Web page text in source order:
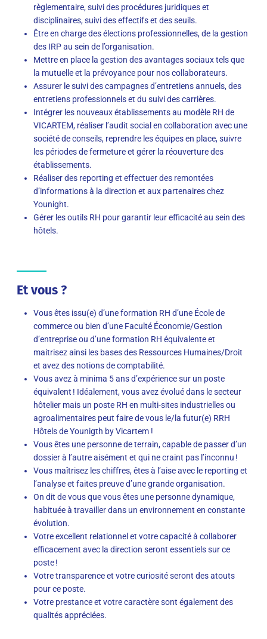
règlementaire, suivi des procédures juridiques et
disciplinaires, suivi des effectifs et des seuils.
Être en charge des élections professionnelles, de la gestion
des IRP au sein de l’organisation.
Mettre en place la gestion des avantages sociaux tels que
la mutuelle et la prévoyance pour nos collaborateurs.
Assurer le suivi des campagnes d’entretiens annuels, des
entretiens professionnels et du suivi des carrières.
Intégrer les nouveaux établissements au modèle RH de
VICARTEM, réaliser l’audit social en collaboration avec une
société de conseils, reprendre les équipes en place, suivre
les périodes de fermeture et gérer la réouverture des
établissements.
Réaliser des reporting et effectuer des remontées
d’informations à la direction et aux partenaires chez
Younight.
Gérer les outils RH pour garantir leur efficacité au sein des
hôtels.
Et vous ?
Vous êtes issu(e) d’une formation RH d’une École de
commerce ou bien d’une Faculté Économie/Gestion
d’entreprise ou d’une formation RH équivalente et
maitrisez ainsi les bases des Ressources Humaines/Droit
et avez des notions de comptabilité.
Vous avez à minima 5 ans d’expérience sur un poste
équivalent ! Idéalement, vous avez évolué dans le secteur
hôtelier mais un poste RH en multi-sites industrielles ou
agroalimentaires peut faire de vous le/la futur(e) RRH
Hôtels de Younigth by Vicartem !
Vous êtes une personne de terrain, capable de passer d’un
dossier à l’autre aisément et qui ne craint pas l’inconnu !
Vous maîtrisez les chiffres, êtes à l’aise avec le reporting et
l’analyse et faites preuve d’une grande organisation.
On dit de vous que vous êtes une personne dynamique,
habituée à travailler dans un environnement en constante
évolution.
Votre excellent relationnel et votre capacité à collaborer
efficacement avec la direction seront essentiels sur ce
poste !
Votre transparence et votre curiosité seront des atouts
pour ce poste.
Votre prestance et votre caractère sont également des
qualités appréciées.